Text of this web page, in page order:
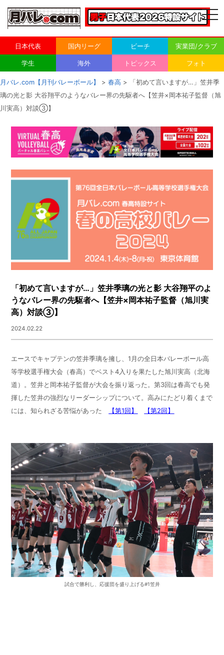
日本代表 国内リーグ ビーチ 実業団/クラブ
学生 海外 トピックス フォト
月バレ.com【月刊バレーボール】 > 春高 > 「初めて言いますが…」笠井季
璃の光と影 大谷翔平のようなバレー界の先駆者へ【笠井×岡本祐子監督（旭
川実高）対談③】
「初めて言いますが…」笠井季璃の光と影 大谷翔平のよ
うなバレー界の先駆者へ【笠井×岡本祐子監督（旭川実
高）対談③】
2024.02.22
エースでキャプテンの笠井季璃を擁し、1月の全日本バレーボール高
等学校選手権大会（春高）でベスト4入りを果たした旭川実高（北海
道）。笠井と岡本祐子監督が大会を振り返った。第3回は春高でも発
揮した笠井の強烈なリーダーシップについて。高みにたどり着くまで
には、知られざる苦悩があった
【第1回】 【第2回】
試合で勝利し、応援団を盛り上げる#1笠井